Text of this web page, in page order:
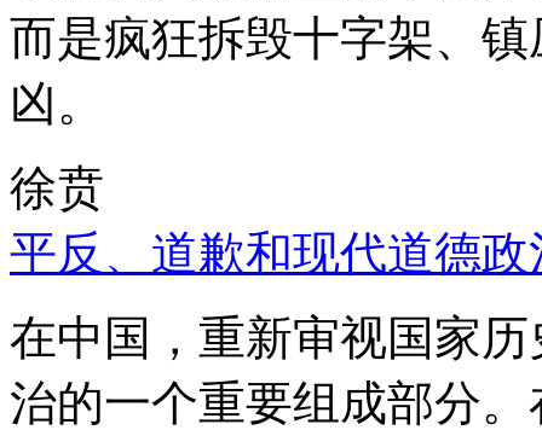
而是疯狂拆毁十字架、
凶。
徐贲
平反、道歉和现代道德政
在中国，重新审视国家
治的一个重要组成部分